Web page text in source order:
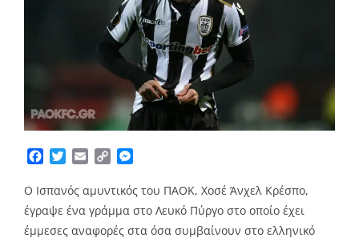
Facebook
TwitterEmailCopy
Ο Ισπανός αμυντικός του ΠΑΟΚ, Χοσέ Άνχελ Κρέσπο,
έγραψε ένα γράμμα στο Λευκό Πύργο στο οποίο έχει
έμμεσες αναφορές στα όσα συμβαίνουν στο ελληνικό